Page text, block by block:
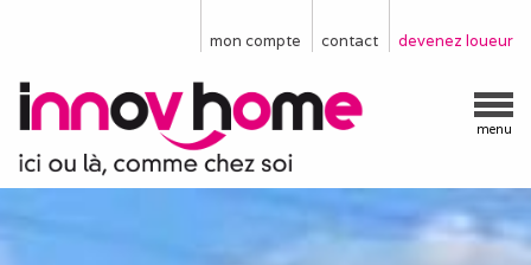
devenez loueur
contact
mon compte
menu